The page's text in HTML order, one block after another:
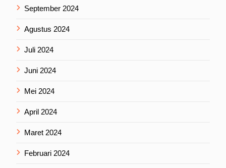
September 2024
Agustus 2024
Juli 2024
Juni 2024
Mei 2024
April 2024
Maret 2024
Februari 2024